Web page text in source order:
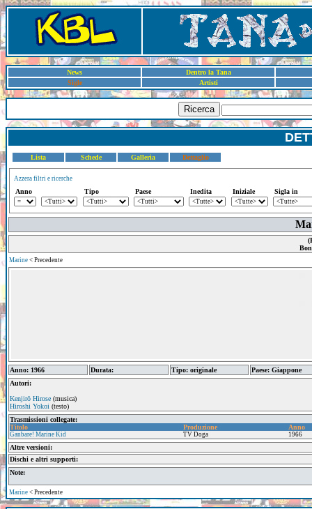
News
Dentro la Tana
Sigle
Artisti
Ricerca
Lista Schede Galleria Dettaglio
Azzera filtri e ricerche
Anno Tipo Paese Inedita Iniziale Sigla in
Marine < Precedente
Anno: 1966 Durata: Tipo: originale
Paese: Giappone
Autori:
Kenjirō Hirose (musica)
Hiroshi Yokoi (testo)
Trasmissioni collegate:
Titolo
Produzione Anno
Ganbare! Marine Kid TV Doga 1966
Altre versioni:
Dischi e altri supporti:
Note:
Marine < Precedente